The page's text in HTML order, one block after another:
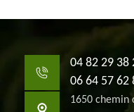
04 82 29 38
06 64 57 62
1650 chemin